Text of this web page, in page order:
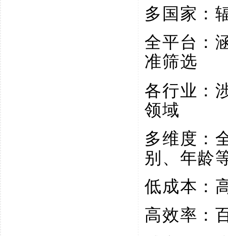
多国家：
全平台：
准筛选
各行业：
领域
多维度：
别、年龄
低成本：
高效率：